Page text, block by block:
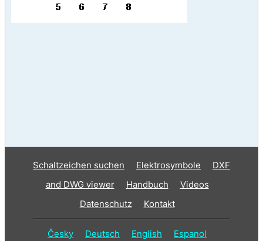
Schaltzeichen suchen Elektrosymbole
DXF
and DWG viewer
Handbuch
Videos
Datenschutz
Kontakt
Česky Deutsch English Espanol